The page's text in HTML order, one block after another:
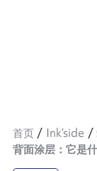
首页 Ink’side
背面涂层：它是